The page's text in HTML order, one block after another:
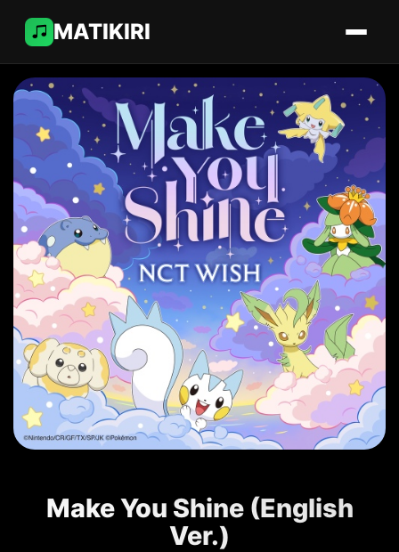
MATIKIRI
Make You Shine (English
Ver.)